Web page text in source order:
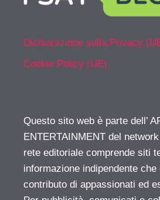
Dichiarazione sulla Privacy
Cookie Policy (UE)
Questo sito web è parte dell’
ENTERTAINMENT del
rete editoriale comprende siti
informazione indipendente che
contributo di appassionati ed